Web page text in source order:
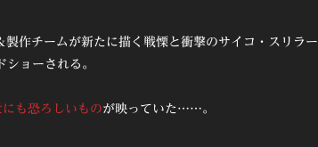
作チームが新たに描く戦慄と衝撃のサイコ・スリラー
ョーされる。
にも恐ろしいものが映っていた……。